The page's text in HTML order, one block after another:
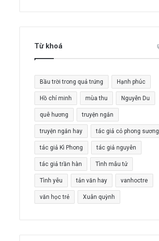
i
c
o
:
Từ khoá
Bầu trời trong quả trứng Hạnh phúc
Hồ chí minh mùa thu Nguyễn Du
quê hương truyện ngắn
truyện ngắn hay tác giả cỏ phong sương
tác giả Kì Phong tác giả nguyên
tác giả trần hàn Tình mẫu tử
Tình yêu tản văn hay vanhoctre
văn học trẻ Xuân quỳnh